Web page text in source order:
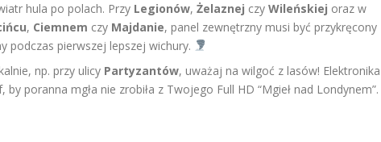
hula po polach. Przy Legionów, Żelaznej czy Wileńskiej oraz w
, Ciemnem czy Majdanie, panel zewnętrzny musi być przykręcony
podczas pierwszej lepszej wichury.
np. przy ulicy Partyzantów, uważaj na wilgoć z lasów! Elektronika
poranna mgła nie zrobiła z Twojego Full HD “Mgieł nad Londynem”.